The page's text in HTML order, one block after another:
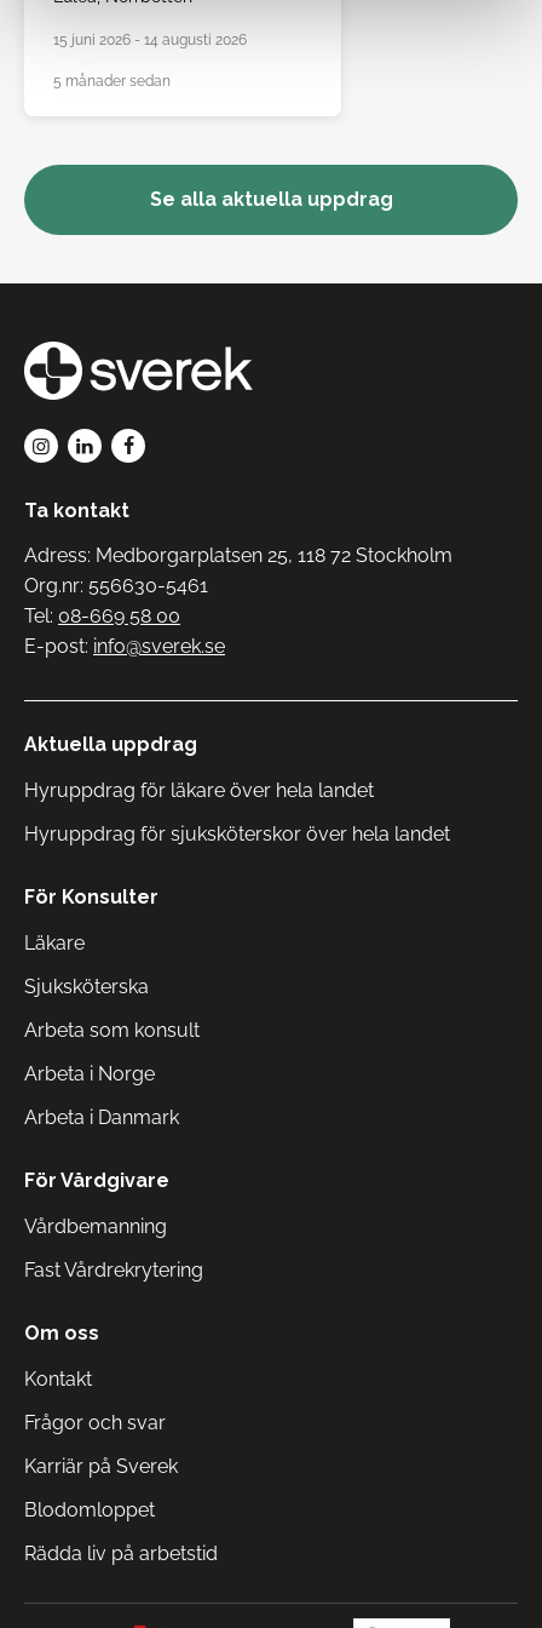
15 juni 2026 - 14 augusti 2026
5 månader sedan
Se alla aktuella uppdrag
Ta kontakt
Adress: Medborgarplatsen 25, 118 72 Stockholm
Org.nr: 556630-5461
Tel: 08-669 58 00
E-post: info@sverek.se
Aktuella uppdrag
Hyruppdrag för läkare över hela landet
Hyruppdrag för sjuksköterskor över hela landet
För Konsulter
Läkare
Sjuksköterska
Arbeta som konsult
Arbeta i Norge
Arbeta i Danmark
För Vårdgivare
Vårdbemanning
Fast Vårdrekrytering
Om oss
Kontakt
Frågor och svar
Karriär på Sverek
Blodomloppet
Rädda liv på arbetstid